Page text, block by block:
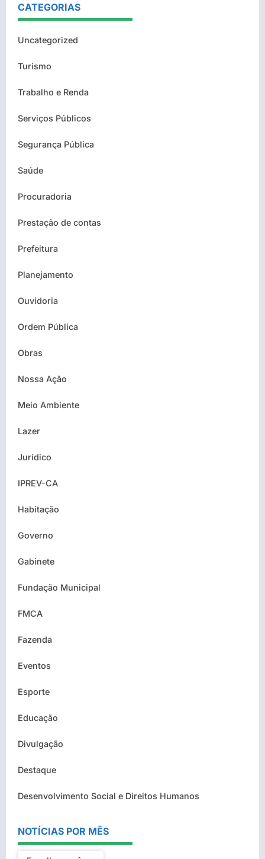
CATEGORIAS
Uncategorized
Turismo
Trabalho e Renda
Serviços Públicos
Segurança Pública
Saúde
Procuradoria
Prestação de contas
Prefeitura
Planejamento
Ouvidoria
Ordem Pública
Obras
Nossa Ação
Meio Ambiente
Lazer
Jurídico
IPREV-CA
Habitação
Governo
Gabinete
Fundação Municipal
FMCA
Fazenda
Eventos
Esporte
Educação
Divulgação
Destaque
Desenvolvimento Social e Direitos Humanos
NOTÍCIAS POR MÊS